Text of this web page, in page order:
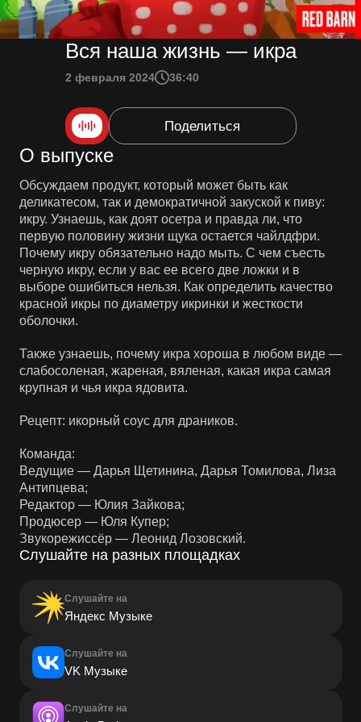
Вся наша жизнь — икра
2 февраля 2024 36:40
Поделиться
О выпуске
Обсуждаем продукт, который может быть как
деликатесом, так и демократичной закуской к пиву:
икру. Узнаешь, как доят осетра и правда ли, что
первую половину жизни щука остается чайлдфри.
Почему икру обязательно надо мыть. С чем съесть
черную икру, если у вас ее всего две ложки и в
выборе ошибиться нельзя. Как определить качество
красной икры по диаметру икринки и жесткости
оболочки.
Также узнаешь, почему икра хороша в любом виде —
слабосоленая, жареная, вяленая, какая икра самая
крупная и чья икра ядовита.
Рецепт: икорный соус для драников.
Команда:
Ведущие — Дарья Щетинина, Дарья Томилова, Лиза
Антипцева;
Редактор — Юлия Зайкова;
Продюсер — Юля Купер;
Звукорежиссёр — Леонид Лозовский.
Слушайте на разных площадках
Слушайте на
Яндекс Музыке
Слушайте на
VK Музыке
Слушайте на